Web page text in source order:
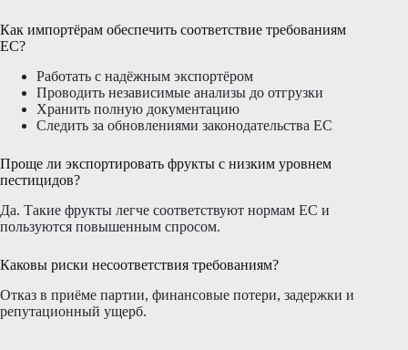
Как импортёрам обеспечить соответствие требованиям
ЕС?
Работать с надёжным экспортёром
Проводить независимые анализы до отгрузки
Хранить полную документацию
Следить за обновлениями законодательства ЕС
Проще ли экспортировать фрукты с низким уровнем
пестицидов?
Да. Такие фрукты легче соответствуют нормам ЕС и
пользуются повышенным спросом.
Каковы риски несоответствия требованиям?
Отказ в приёме партии, финансовые потери, задержки и
репутационный ущерб.